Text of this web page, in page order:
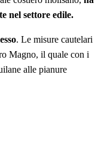
nel settore edile.
. Le misure cautelari
Magno, il quale con i
alle pianure